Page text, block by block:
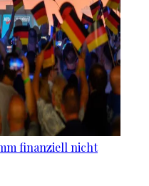
finanziell nicht